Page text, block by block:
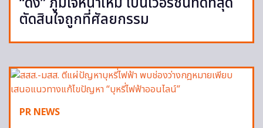
ตัดสินใจถูกที่ศัลยกรรม
PR NEWS